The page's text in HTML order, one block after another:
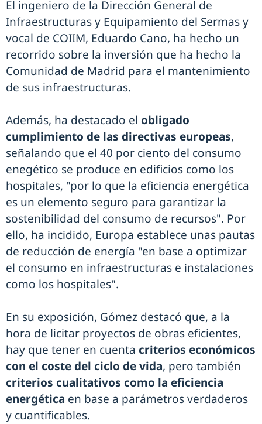
El ingeniero de la Dirección General de
Infraestructuras y Equipamiento del Sermas y
vocal de COIIM, Eduardo Cano, ha hecho un
recorrido sobre la inversión que ha hecho la
Comunidad de Madrid para el mantenimiento
de sus infraestructuras.
Además, ha destacado el obligado
cumplimiento de las directivas europeas,
señalando que el 40 por ciento del consumo
enegético se produce en edificios como los
hospitales, "por lo que la eficiencia energética
es un elemento seguro para garantizar la
sostenibilidad del consumo de recursos". Por
ello, ha incidido, Europa establece unas pautas
de reducción de energía "en base a optimizar
el consumo en infraestructuras e instalaciones
como los hospitales".
En su exposición, Gómez destacó que, a la
hora de licitar proyectos de obras eficientes,
hay que tener en cuenta criterios económicos
con el coste del ciclo de vida, pero también
criterios cualitativos como la eficiencia
energética en base a parámetros verdaderos
y cuantificables.